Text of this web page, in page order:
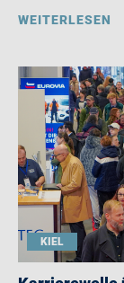
WEITERLESEN
KIEL